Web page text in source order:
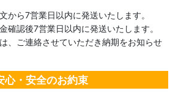
から7営業日以内に発送いたします。
確認後7営業日以内に発送いたします。
、ご連絡させていただき納期をお知らせ
心・安全のお約束